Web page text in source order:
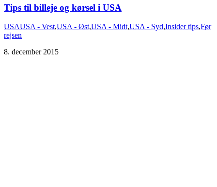
Tips til billeje og kørsel i USA
USAUSA - Vest,USA - Øst,USA - Midt,USA - Syd,Insider tips,Før
rejsen
8. december 2015